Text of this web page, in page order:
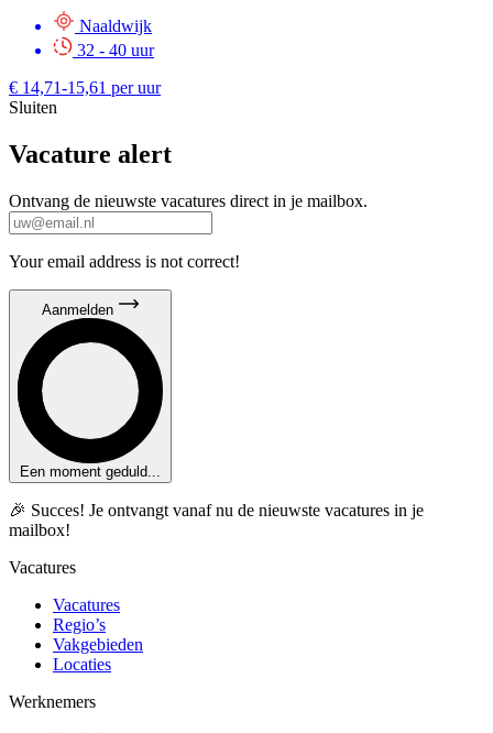
Naaldwijk
32 - 40 uur
€ 14,71-15,61 per uur
Sluiten
Vacature alert
Ontvang de nieuwste vacatures direct in je mailbox.
Your email address is not correct!
Aanmelden
Een moment geduld...
🎉 Succes! Je ontvangt vanaf nu de nieuwste vacatures in je
mailbox!
Vacatures
Vacatures
Regio’s
Vakgebieden
Locaties
Werknemers